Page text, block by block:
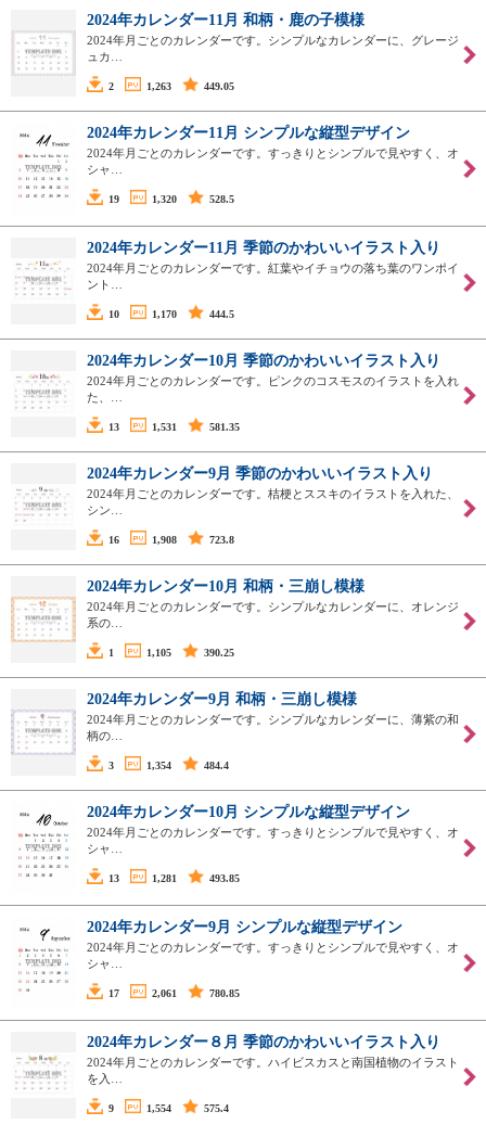
2024年カレンダー11月 和柄・鹿の子模様
2024年月ごとのカレンダーです。シンプルなカレンダーに、グレージ
ュカ…
2 1,263 449.05
2024年カレンダー11月 シンプルな縦型デザイン
2024年月ごとのカレンダーです。すっきりとシンプルで見やすく、オ
シャ…
19 1,320 528.5
2024年カレンダー11月 季節のかわいいイラスト入り
2024年月ごとのカレンダーです。紅葉やイチョウの落ち葉のワンポイ
ント…
10 1,170 444.5
2024年カレンダー10月 季節のかわいいイラスト入り
2024年月ごとのカレンダーです。ピンクのコスモスのイラストを入れ
た、…
13 1,531 581.35
2024年カレンダー9月 季節のかわいいイラスト入り
2024年月ごとのカレンダーです。桔梗とススキのイラストを入れた、
シン…
16 1,908 723.8
2024年カレンダー10月 和柄・三崩し模様
2024年月ごとのカレンダーです。シンプルなカレンダーに、オレンジ
系の…
1 1,105 390.25
2024年カレンダー9月 和柄・三崩し模様
2024年月ごとのカレンダーです。シンプルなカレンダーに、薄紫の和
柄の…
3 1,354 484.4
2024年カレンダー10月 シンプルな縦型デザイン
2024年月ごとのカレンダーです。すっきりとシンプルで見やすく、オ
シャ…
13 1,281 493.85
2024年カレンダー9月 シンプルな縦型デザイン
2024年月ごとのカレンダーです。すっきりとシンプルで見やすく、オ
シャ…
17 2,061 780.85
2024年カレンダー８月 季節のかわいいイラスト入り
2024年月ごとのカレンダーです。ハイビスカスと南国植物のイラスト
を入…
9 1,554 575.4